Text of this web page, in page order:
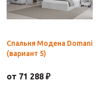
Спальня Модена Domani
(вариант 5)
от 71 288 ₽